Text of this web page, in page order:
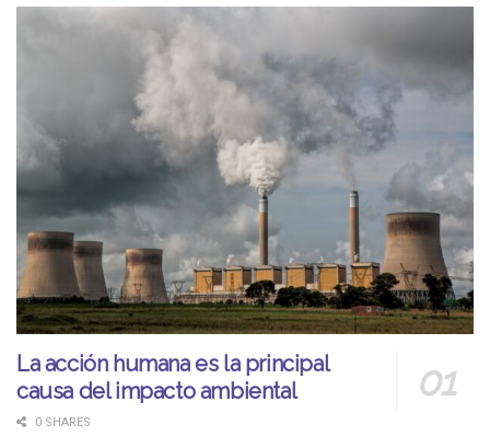
La acción humana es la principal
causa del impacto ambiental
0 SHARES